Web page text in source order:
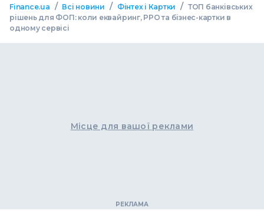
Finance.ua / Всі новини / Фінтех і Картки / ТОП банківських
рішень для ФОП: коли еквайринг, РРО та бізнес-картки в
одному сервісі
Місце для вашої реклами